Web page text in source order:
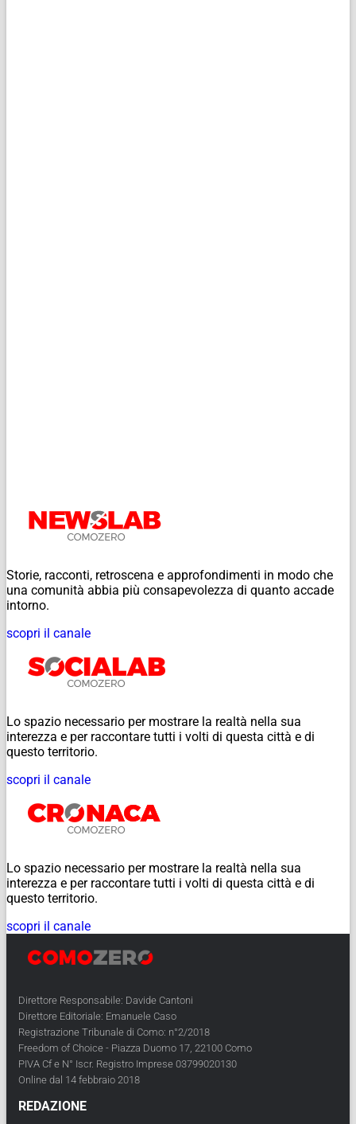
Storie, racconti, retroscena e approfondimenti in modo che
una comunità abbia più consapevolezza di quanto accade
intorno.
scopri il canale
Lo spazio necessario per mostrare la realtà nella sua
interezza e per raccontare tutti i volti di questa città e di
questo territorio.
scopri il canale
Lo spazio necessario per mostrare la realtà nella sua
interezza e per raccontare tutti i volti di questa città e di
questo territorio.
scopri il canale
Direttore Responsabile: Davide Cantoni
Direttore Editoriale: Emanuele Caso
Registrazione Tribunale di Como: n°2/2018
Freedom of Choice - Piazza Duomo 17, 22100 Como
PIVA Cf e N° Iscr. Registro Imprese 03799020130
Online dal 14 febbraio 2018
REDAZIONE